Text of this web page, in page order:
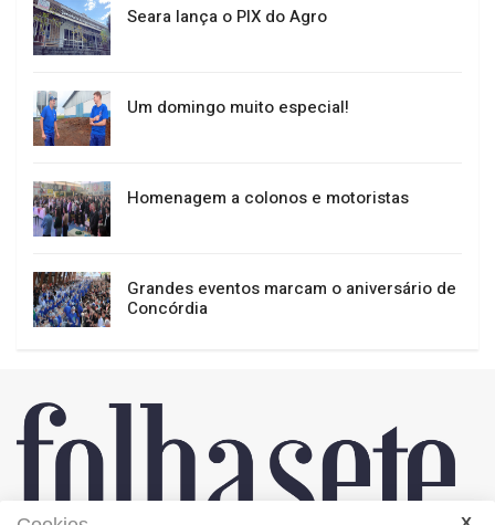
Seara lança o PIX do Agro
Um domingo muito especial!
Homenagem a colonos e motoristas
Grandes eventos marcam o aniversário de
Concórdia